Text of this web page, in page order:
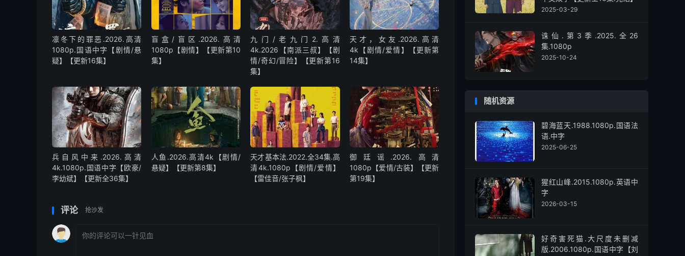
凛冬下的罪恶.2026.高清
1080p.国语中字【剧情/悬
疑】【更新16集】
盲盒/盲区.2026.高清
1080p【剧情】【更新第10
集】
九门/老九门2.高清
4k.2026【南派三叔】【剧
情/奇幻/冒险】【更新第16
集】
天才，女友.2026.高清
4k【剧情/爱情】【更新第
14集】
兵自风中来‎.2026.高清
4k.1080p.国语中字【欧豪/
李幼斌】【更新全36集】
人鱼.2026.高清4k【剧情/
悬疑】【更新第8集】
天才基本法.2022.全34集.高
清4k.1080p【剧情/爱情】
【雷佳音/张子枫】
御廷谣.2026.高清
1080p【爱情/古装】【更新
第19集】
评论 抢沙发
2025-03-29
诛仙.第3季.2025.全26
集.1080p
2025-10-24
随机资源
碧海蓝天.1988.1080p.国语法
语.中字
2025-06-25
猩红山峰.2015.1080p.英语中
字
2026-03-15
好奇害死猫.大尺度未删减
版.2006.1080p.国语中字【刘